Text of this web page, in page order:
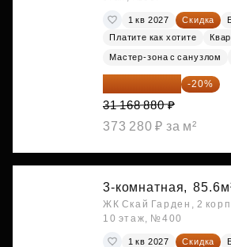
1 кв 2027 Скидка
Платите как хотите
Мастер-зона с санузлом
24 935 104 ₽ -20%
31 168 880 ₽
373 280 ₽ за м²
3-комнатная,
ЖК Скай Гарден, 2
10 этаж, №400
1 кв 2027 Скидка